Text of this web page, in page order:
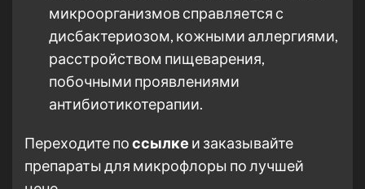
микроорганизмов справляется с
дисбактериозом, кожными аллергиями,
расстройством пищеварения,
побочными проявлениями
антибиотикотерапии.
Переходите поссылке и заказывайте
препараты для микрофлоры по лучшей